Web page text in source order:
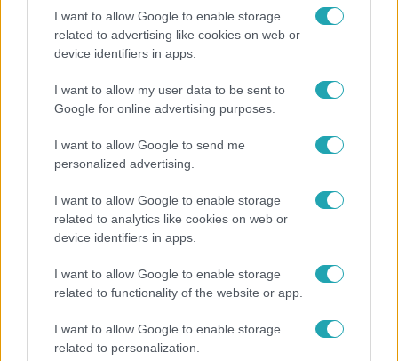
I want to allow Google to enable storage
related to advertising like cookies on web or
device identifiers in apps.
I want to allow my user data to be sent to
Google for online advertising purposes.
I want to allow Google to send me
personalized advertising.
I want to allow Google to enable storage
related to analytics like cookies on web or
device identifiers in apps.
I want to allow Google to enable storage
related to functionality of the website or app.
I want to allow Google to enable storage
related to personalization.
Külföld
2023. április 16. 16:39
Elítéltek egy férfit, mert 3,4 milliárd dollárnyi
lopott Bitcoint rejtegetett egy chipses dobozban